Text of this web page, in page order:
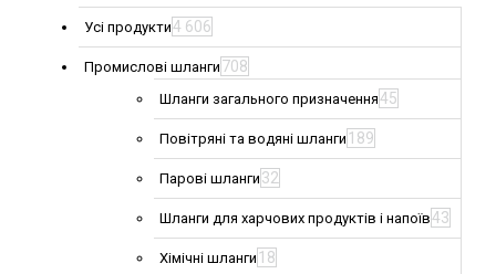
Усі продукти4 606
Промислові шланги 708
Шланги загального призначення45
Повітряні та водяні шланги 189
Парові шланги 32
Шланги для харчових продуктів і напоїв43
Хімічні шланги 18